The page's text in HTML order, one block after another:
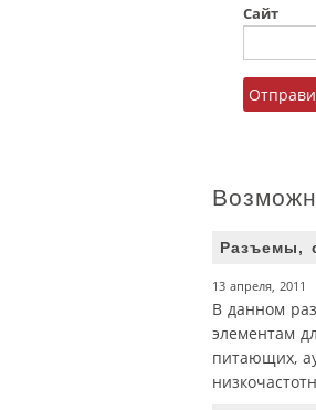
Сайт
Разъемы,
13 апреля, 2011
В данном
элементам
питающих,